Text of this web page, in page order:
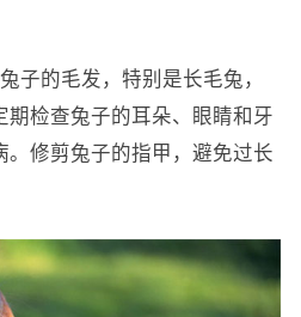
子的毛发，特别是长毛兔，
期检查兔子的耳朵、眼睛和牙
。修剪兔子的指甲，避免过长